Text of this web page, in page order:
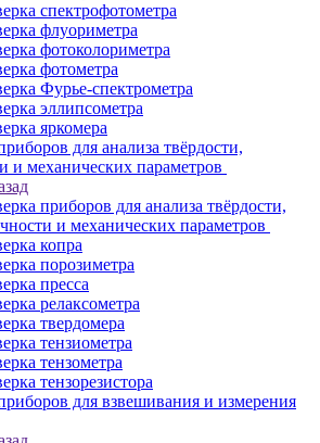
спектрофотометра
флуориметра
фотоколориметра
фотометра
Фурье-спектрометра
эллипсометра
яркомера
для анализа твёрдости,
и механических параметров
приборов для анализа твёрдости,
и механических параметров
копра
порозиметра
пресса
релаксометра
твердомера
тензиометра
тензометра
тензорезистора
для взвешивания и измерения